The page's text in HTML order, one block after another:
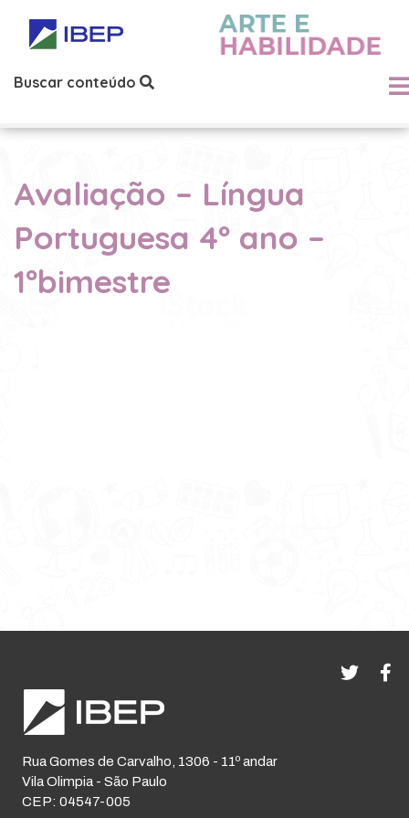
Buscar conteúdo
Avaliação – Língua
Portuguesa 4º ano –
1ºbimestre
Rua Gomes de Carvalho, 1306 - 11º andar
Vila Olimpia - São Paulo
CEP: 04547-005